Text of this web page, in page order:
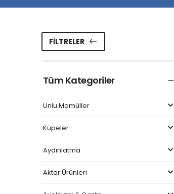
FILTRELER
Tüm Kategoriler
Unlu Mamüller
Küpeler
Aydınlatma
Aktar Ürünleri